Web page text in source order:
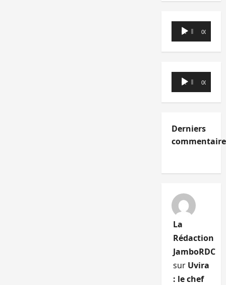
Lecteur
audio
00:00 00:00
Lecteur
audio
00:00 00:00
Derniers
La
Rédaction
JamboRDC
sur Uvira
: le chef